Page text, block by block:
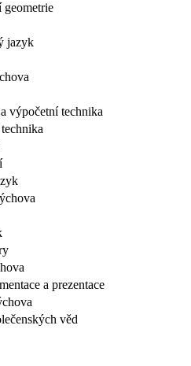
jazyk
výpočetní technika
a prezentace
věd